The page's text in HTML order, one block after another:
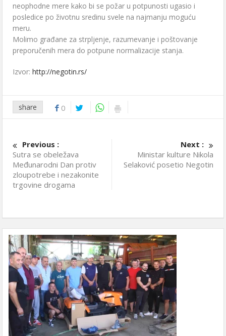
neophodne mere kako bi se požar u potpunosti ugasio i
posledice po životnu sredinu svele na najmanju moguću
meru.
Molimo građane za strpljenje, razumevanje i poštovanje
preporučenih mera do potpune normalizacije stanja.
Izvor:http://negotin.rs/
share 0
Previous :
Sutra se obeležava
Međunarodni Dan protiv
zloupotrebe i nezakonite
trgovine drogama
Next :
Ministar kulture Nikola
Selaković posetio Negotin